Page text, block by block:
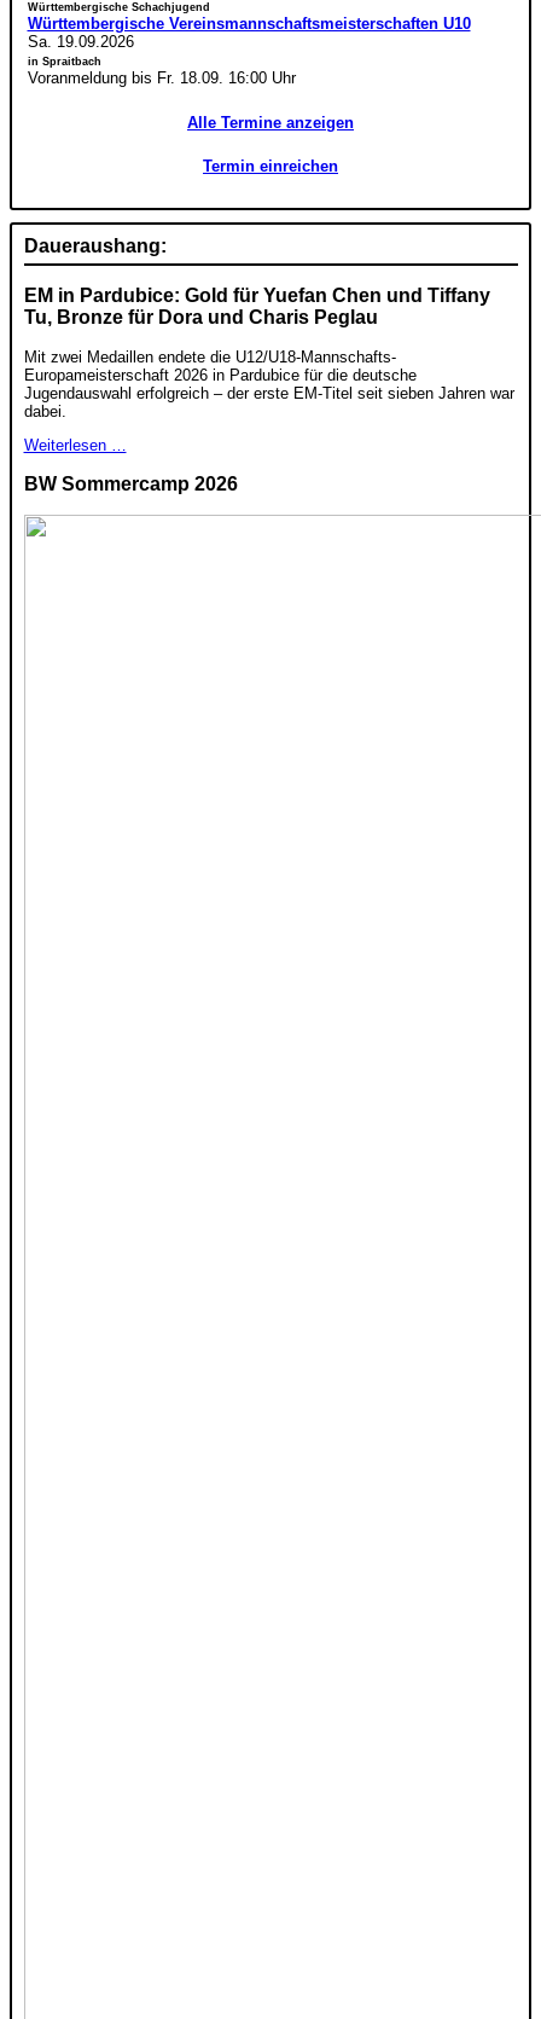
Württembergische Schachjugend
Württembergische Vereinsmannschaftsmeisterschaften U10
Sa. 19.09.2026
in Spraitbach
Voranmeldung bis Fr. 18.09. 16:00 Uhr
Alle Termine anzeigen
Termin einreichen
Daueraushang:
EM in Pardubice: Gold für Yuefan Chen und Tiffany
Tu, Bronze für Dora und Charis Peglau
Mit zwei Medaillen endete die U12/U18-Mannschafts-
Europameisterschaft 2026 in Pardubice für die deutsche
Jugendauswahl erfolgreich – der erste EM-Titel seit sieben Jahren war
dabei.
Weiterlesen …
BW Sommercamp 2026